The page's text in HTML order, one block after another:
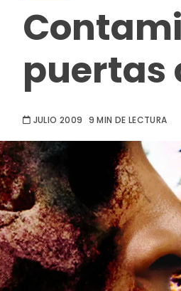
puertas
JULIO 2009 9 MIN DE LECTURA